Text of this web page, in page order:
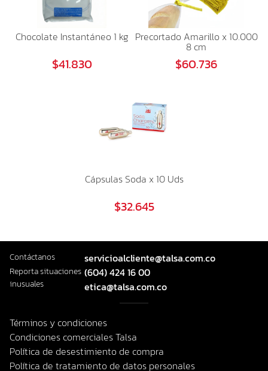
Chocolate Instantáneo 1 kg
$41.830
Precortado Amarillo x 10.000
8 cm
$60.736
Cápsulas Soda x 10 Uds
$32.645
Contáctanos servicioalcliente@talsa.com.co
Reporta situaciones
inusuales
(604) 424 16 00
etica@talsa.com.co
Términos y condiciones
Condiciones comerciales Talsa
Política de desestimiento de compra
Política de tratamiento de datos personales